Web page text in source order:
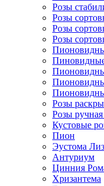
Розы
Розы
Розы
Розы
Розы
Розы
Кустовые
Пион
Эустома
Антуриум
Цинния
Хризантема